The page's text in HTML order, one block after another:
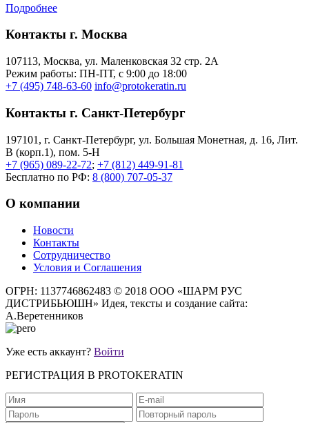
Подробнее
Контакты г. Москва
107113, Moсква, ул. Маленковская 32 стр. 2А
Режим работы: ПН-ПТ, с 9:00 до 18:00
+7 (495) 748-63-60 info@protokeratin.ru
Контакты г. Санкт-Петербург
197101, г. Санкт-Петербург, ул. Большая Монетная, д. 16, Лит.
В (корп.1), пом. 5-Н
+7 (965) 089-22-72; +7 (812) 449-91-81
Бесплатно по РФ: 8 (800) 707-05-37
О компании
Новости
Контакты
Сотрудничество
Условия и Соглашения
ОГРН: 1137746862483 © 2018 ООО «ШАРМ РУС
ДИСТРИБЬЮШН» Идея, тексты и создание сайта:
А.Веретенников
Уже есть аккаунт? Войти
РЕГИСТРАЦИЯ В PROTOKERATIN